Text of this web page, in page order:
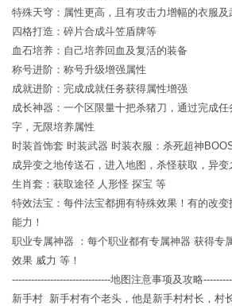
特殊天穹：属性更高，且有攻击力增幅的衣服及
四格打造：碎片合成斗笠盾牌等
血石培养：自己培养回血及复活的装备
称号进阶：称号升级增强属性
成就进阶：完成成就任务获得属性增强
成长神器：一个区限量十把杀猪刀，通过完成
字，无限培养属性
时装首饰套 时装武器 时装衣服：杀死超神
成异变之地传送石，进入地图，杀怪获取，异变
生肖套：获取途径 人形怪 探宝 等
特效法宝：每件法宝都拥有特殊效果！有的改
能力！
职业专属神器 ：每个职业都有专属神器 获得专
效果 威力 等！
-------------------------------地图注意事项及攻略
新手村 新手村有个老头，他是新手村村长，村